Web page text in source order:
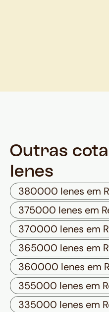
Outras
Ienes
380000 Ienes em
375000 Ienes em
370000 Ienes em
365000 Ienes em
360000 Ienes em
355000 Ienes em
335000 Ienes em